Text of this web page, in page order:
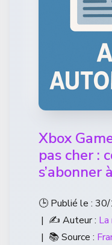
Xbox
pas cher :
s’abonner
🕒 Publié le :
| ✍️ Auteur : La
| 📚 Source :